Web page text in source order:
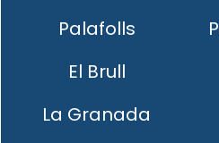
Palafolls
El Brull
La Granada